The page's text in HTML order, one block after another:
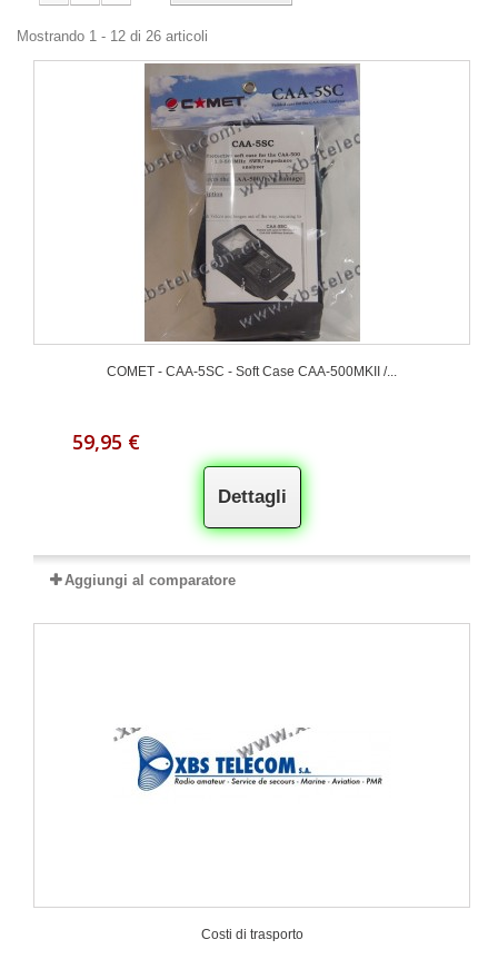
Mostrando 1 - 12 di 26 articoli
COMET - CAA-5SC - Soft Case CAA-500MKII /...
59,95 €
Dettagli
Aggiungi al comparatore
Costi di trasporto